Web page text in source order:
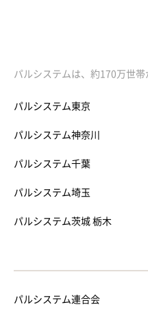
パルシステムは、約170万世
パルシステム東京
パルシステム神奈川
パルシステム千葉
パルシステム埼玉
パルシステム茨城 栃木
パルシステム連合会